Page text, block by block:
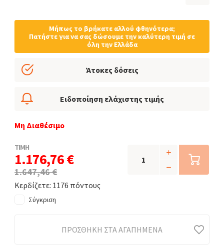
ΤΙΜΗ
1.176,76 €
1.647,46 €
Κερδίζετε: 1176 πόντους
Μήπως το βρήκατε αλλού φθηνότερα;
Πατήστε για να σας δώσουμε την καλύτερη τιμή σε
όλη την Ελλάδα
Άτοκες δόσεις
Ειδοποίηση ελάχιστης τιμής
Μη Διαθέσιμο
Σύγκριση
ΠΡΟΣΘΉΚΗ ΣΤΑ ΑΓΑΠΗΜΈΝΑ